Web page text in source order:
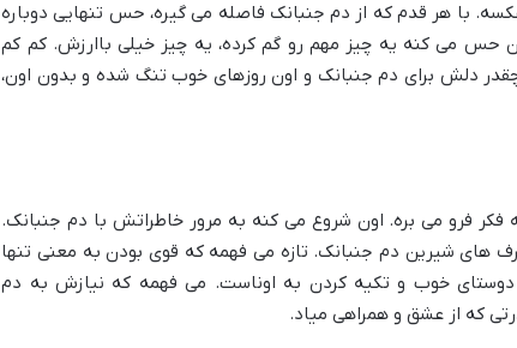
با هر قدم که از دم جنبانک فاصله می گیره، حس تنهایی دوباره
حس می کنه یه چیز مهم رو گم کرده، یه چیز خیلی باارزش. کم کم
دلش برای دم جنبانک و اون روزهای خوب تنگ شده و بدون اون،
فکر فرو می بره. اون شروع می کنه به مرور خاطراتش با دم جنبانک.
های شیرین دم جنبانک. تازه می فهمه که قوی بودن به معنی تنها
خوب و تکیه کردن به اوناست. می فهمه که نیازش به دم
که از عشق و همراهی میاد.